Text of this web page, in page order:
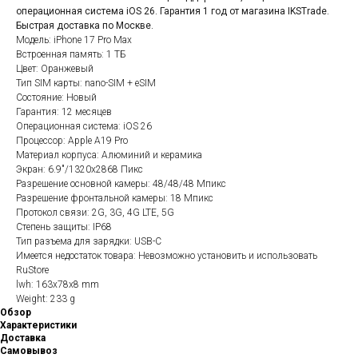
операционная система iOS 26. Гарантия 1 год от магазина IKSTrade.
Быстрая доставка по Москве.
Модель: iPhone 17 Pro Max
Встроенная память: 1 ТБ
Цвет: Оранжевый
Тип SIM карты: nano-SIM + eSIM
Состояние: Новый
Гарантия: 12 месяцев
Операционная система: iOS 26
Процессор: Apple A19 Pro
Материал корпуса: Алюминий и керамика
Экран: 6.9"/1320x2868 Пикс
Разрешение основной камеры: 48/48/48 Мпикс
Разрешение фронтальной камеры: 18 Мпикс
Протокол связи: 2G, 3G, 4G LTE, 5G
Степень защиты: IP68
Тип разъема для зарядки: USB-C
Имеется недостаток товара: Невозможно установить и использовать
RuStore
lwh: 163x78x8 mm
Weight: 233 g
Обзор
Характеристики
Доставка
Самовывоз